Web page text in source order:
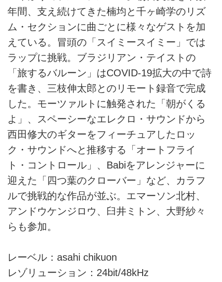
年間、支え続けてきた楠均と千ヶ崎学のリズ
ム・セクションに曲ごとに様々なゲストを加
えている。冒頭の「スイミースイミー」では
ラップに挑戦。ブラジリアン・テイストの
「旅するバルーン」はCOVID-19拡大の中で詩
を書き、三枝伸太郎とのリモート録音で完成
した。モーツァルトに触発された「朝がくる
よ」、スペーシーなエレクロ・サウンドから
西田修大のギターをフィーチュアしたロッ
ク・サウンドへと推移する「オートフライ
ト・コントロール」、Babiをアレンジャーに
迎えた「四つ葉のクローバー」など、カラフ
ルで挑戦的な作品が並ぶ。エマーソン北村、
アンドウケンジロウ、臼井ミトン、大野紗々
らも参加。
レーベル：asahi chikuon
レゾリューション：24bit/48kHz